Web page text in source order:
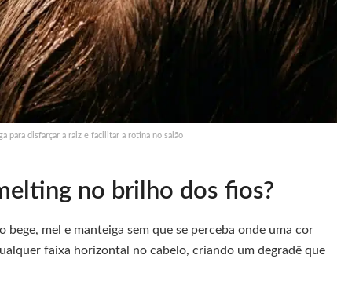
para disfarçar a raiz e facilitar a rotina no salão
no brilho dos fios?
mel e manteiga sem que se perceba onde uma cor
faixa horizontal no cabelo, criando um degradê que